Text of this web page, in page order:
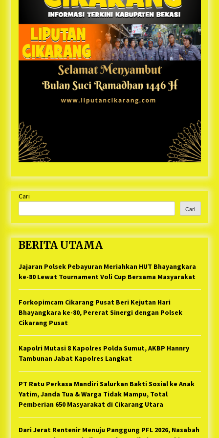
Cari
Cari
BERITA UTAMA
Jajaran Polsek Pebayuran Meriahkan HUT Bhayangkara
ke-80 Lewat Tournament Voli Cup Bersama Masyarakat
Forkopimcam Cikarang Pusat Beri Kejutan Hari
Bhayangkara ke-80, Pererat Sinergi dengan Polsek
Cikarang Pusat
Kapolri Mutasi 8 Kapolres Polda Sumut, AKBP Hannry
Tambunan Jabat Kapolres Langkat
PT Ratu Perkasa Mandiri Salurkan Bakti Sosial ke Anak
Yatim, Janda Tua & Warga Tidak Mampu, Total
Pemberian 650 Masyarakat di Cikarang Utara
Dari Jerat Rentenir Menuju Panggung PFL 2026, Nasabah